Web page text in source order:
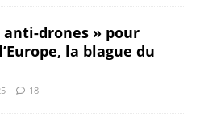
anti-drones » pour
la blague du
18